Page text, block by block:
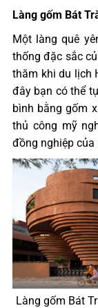
Làng gốm Bát
Một làng quê
thống đặc sắc
thăm khi du lịch
đây bạn có thể
bình bằng gốm
thủ công mỹ
đồng nghiệp của
Làng gốm Bát